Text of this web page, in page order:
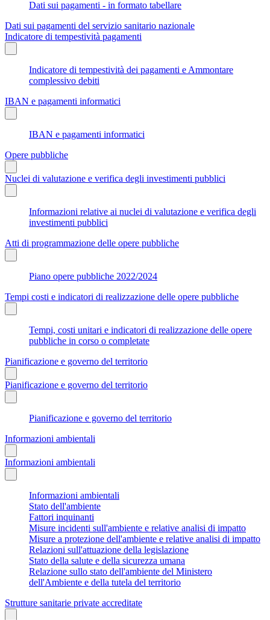
Dati sui pagamenti - in formato tabellare
Dati sui pagamenti del servizio sanitario nazionale
Indicatore di tempestività pagamenti
Indicatore di tempestività dei pagamenti e Ammontare
complessivo debiti
IBAN e pagamenti informatici
IBAN e pagamenti informatici
Opere pubbliche
Nuclei di valutazione e verifica degli investimenti pubblici
Informazioni relative ai nuclei di valutazione e verifica degli
investimenti pubblici
Atti di programmazione delle opere pubbliche
Piano opere pubbliche 2022/2024
Tempi costi e indicatori di realizzazione delle opere pubbliche
Tempi, costi unitari e indicatori di realizzazione delle opere
pubbliche in corso o completate
Pianificazione e governo del territorio
Pianificazione e governo del territorio
Pianificazione e governo del territorio
Informazioni ambientali
Informazioni ambientali
Informazioni ambientali
Stato dell'ambiente
Fattori inquinanti
Misure incidenti sull'ambiente e relative analisi di impatto
Misure a protezione dell'ambiente e relative analisi di impatto
Relazioni sull'attuazione della legislazione
Stato della salute e della sicurezza umana
Relazione sullo stato dell'ambiente del Ministero
dell'Ambiente e della tutela del territorio
Strutture sanitarie private accreditate